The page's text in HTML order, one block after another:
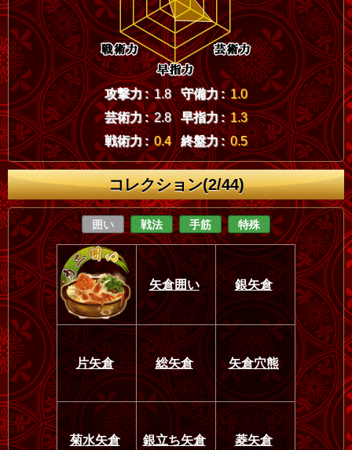
攻撃力 : 1.8 守備力 : 1.0
芸術力 : 2.8 早指力 : 1.3
戦術力 : 0.4 終盤力 : 0.5
コレクション(2/44)
囲い 戦法 手筋 特殊
矢倉囲い 銀矢倉
片矢倉 総矢倉 矢倉穴熊
菊水矢倉 銀立ち矢倉 菱矢倉